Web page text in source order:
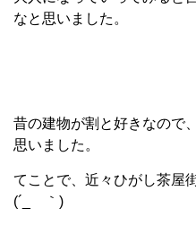
なと思いました。
昔の建物が割と好きなので
思いました。
てことで、近々ひがし茶屋
(´_ゝ｀)